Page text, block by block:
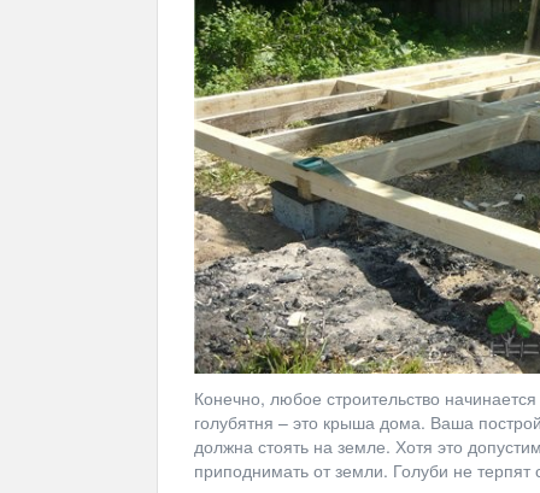
Конечно, любое строительство
голубятня – это крыша дома. Ваша
должна стоять на земле. Хотя это
приподнимать от земли. Голуби не терпят